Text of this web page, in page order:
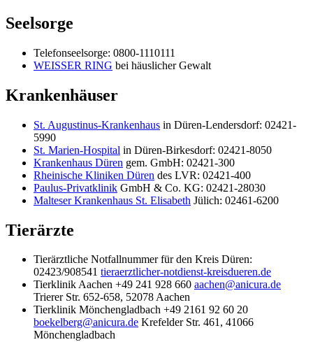
Seelsorge
Telefonseelsorge: 0800-1110111
WEISSER RING bei häuslicher Gewalt
Krankenhäuser
St. Augustinus-Krankenhaus in Düren-Lendersdorf: 02421-
5990
St. Marien-Hospital in Düren-Birkesdorf: 02421-8050
Krankenhaus Düren gem. GmbH: 02421-300
Rheinische Kliniken Düren des LVR: 02421-400
Paulus-Privatklinik GmbH & Co. KG: 02421-28030
Malteser Krankenhaus St. Elisabeth Jülich: 02461-6200
Tierärzte
Tierärztliche Notfallnummer für den Kreis Düren:
02423/908541 tieraerztlicher-notdienst-kreisdueren.de
Tierklinik Aachen +49 241 928 660 aachen@anicura.de
Trierer Str. 652-658, 52078 Aachen
Tierklinik Mönchengladbach +49 2161 92 60 20
boekelberg@anicura.de Krefelder Str. 461, 41066
Mönchengladbach